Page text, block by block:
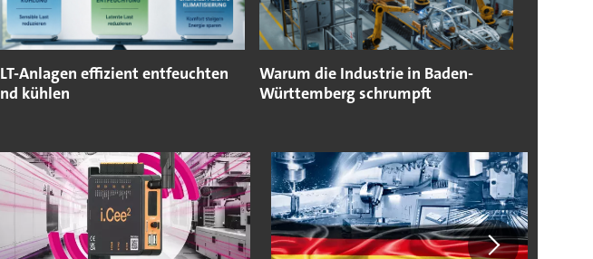
Anlagen effizient entfeuchten
kühlen
Warum die Industrie in Baden-
Württemberg schrumpft